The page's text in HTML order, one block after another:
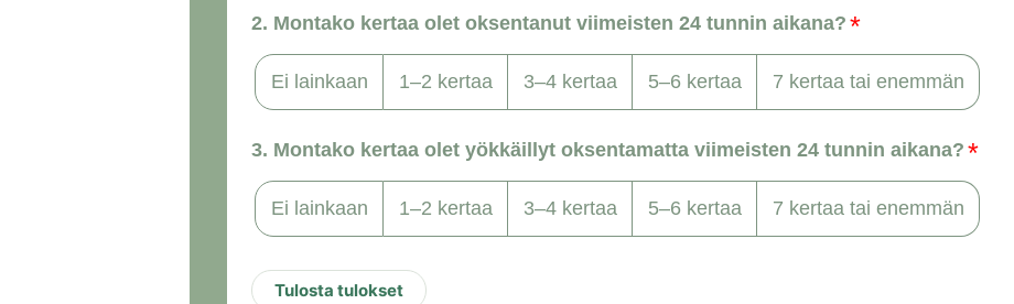
Tulosta tulokset